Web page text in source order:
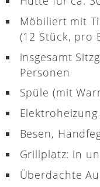
Möbiliert mit
(12 Stück, pro
insgesamt
Personen
Spüle (mit
Elektroheizung
Besen,
Grillplatz: in
Überdachte